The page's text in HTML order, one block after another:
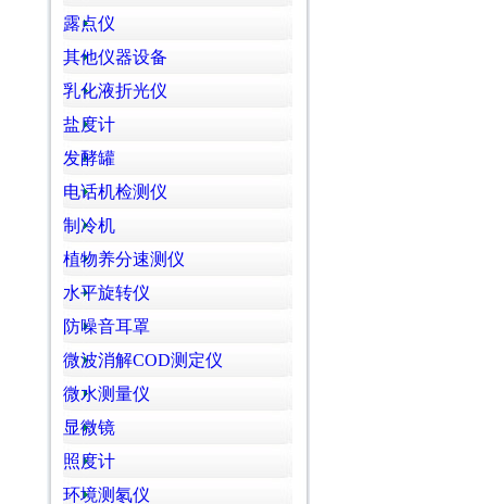
露点仪
其他仪器设备
乳化液折光仪
盐度计
发酵罐
电话机检测仪
制冷机
植物养分速测仪
水平旋转仪
防噪音耳罩
微波消解COD测定仪
微水测量仪
显微镜
照度计
环境测氡仪